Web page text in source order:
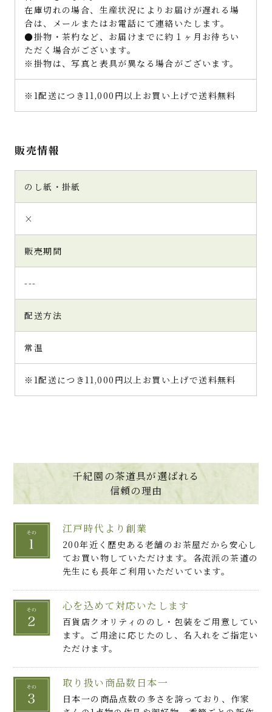
在庫切れの場合、生産状況によりお届けが遅れる場
合は、メールまたはお電話にて連絡いたします。
●掛物・茶杓など、お届けまでに約１ヶ月お待ちい
ただく場合がございます。
※掛物は、写真と表具が異なる場合がございます。
※1配送につき11,000円以上お買い上げで送料無料
販売情報
のし紙・掛紙
×
販売期間
---
配送方法
常温
※1配送につき11,000円以上お買い上げで送料無料
千紀園の茶道具が選ばれる
信頼の理由
江戸時代より創業
200年近く歴史ある老舗のお茶屋だから安心し
てお買い物していただけます。各流派の茶道の
先生にも長年ご利用いただいています。
心を込めて対応いたします
百貨店クオリティののし・包装をご用意してい
ます。ご用途に応じたのし、名入れをご指定い
ただけます。
取り扱い商品数日本一
日本一の商品点数の多さを誇っており、作家